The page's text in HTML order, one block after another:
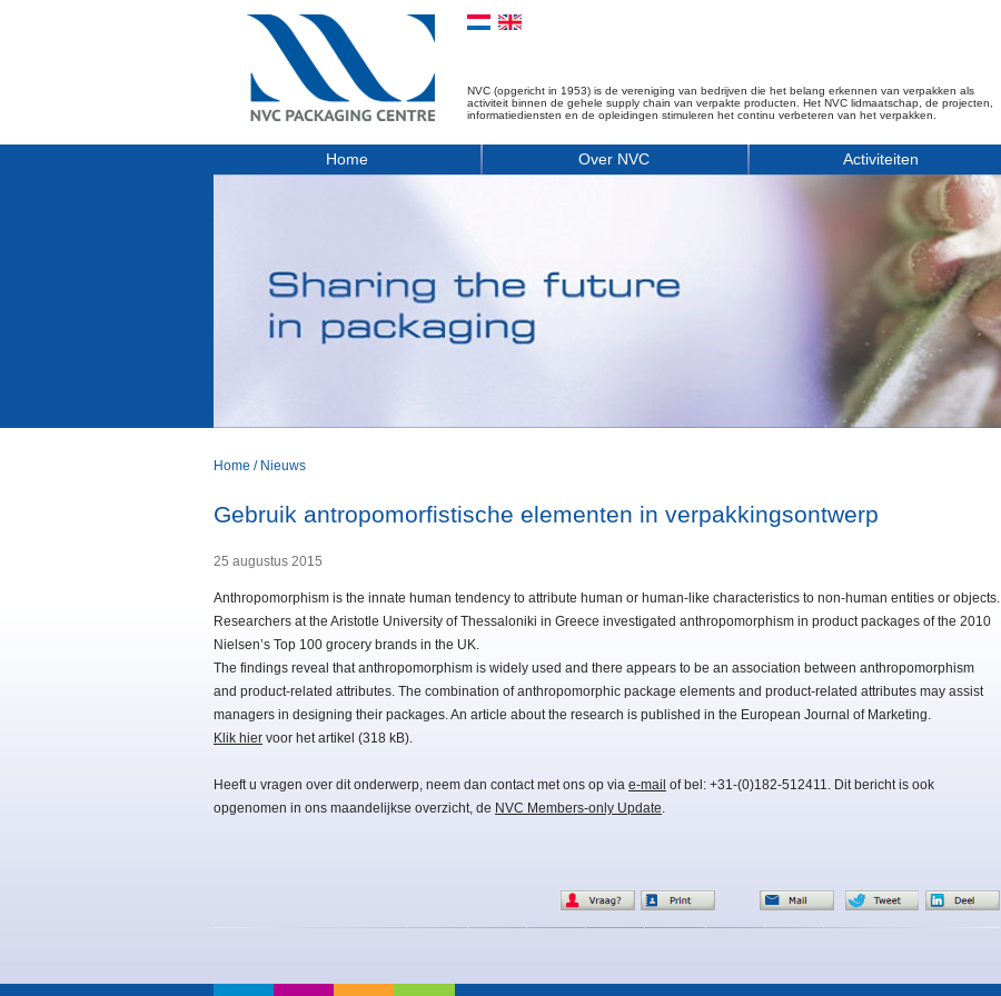
NVC (opgericht in 1953) is de vereniging van bedrijven die het belang erkennen van verpakken als
activiteit binnen de gehele supply chain van verpakte producten. Het NVC lidmaatschap, de projecten,
informatiediensten en de opleidingen stimuleren het continu verbeteren van het verpakken.
Home Over NVC Activiteiten
Home / Nieuws
Gebruik antropomorfistische elementen in verpakkingsontwerp
25 augustus 2015
Anthropomorphism is the innate human tendency to attribute human or human-like characteristics to non-human entities or objects.
Researchers at the Aristotle University of Thessaloniki in Greece investigated anthropomorphism in product packages of the 2010
Nielsen’s Top 100 grocery brands in the UK.
The findings reveal that anthropomorphism is widely used and there appears to be an association between anthropomorphism
and product-related attributes. The combination of anthropomorphic package elements and product-related attributes may assist
managers in designing their packages. An article about the research is published in the European Journal of Marketing.
Klik hier voor het artikel (318 kB).
Heeft u vragen over dit onderwerp, neem dan contact met ons op via e-mail of bel: +31-(0)182-512411. Dit bericht is ook
opgenomen in ons maandelijkse overzicht, de NVC Members-only Update.